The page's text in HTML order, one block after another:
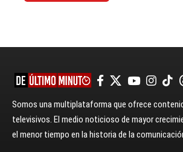
Somos una multiplataforma que ofrece
televisivos. El medio noticioso de mayor
el menor tiempo en la historia de la